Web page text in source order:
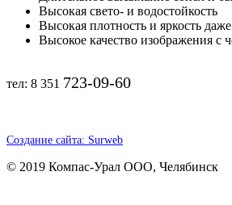
Высокая свето- и водостойкость
Высокая плотность и яркость
Высокое качество изображения с
тел: 8 351 723-09-60
Создание сайта: Surweb
© 2019 Компас-Урал ООО, Челябинск